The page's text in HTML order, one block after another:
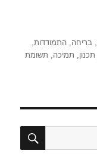
,בריחה,התמודדות,
תכנון, תמיכה, תשומת